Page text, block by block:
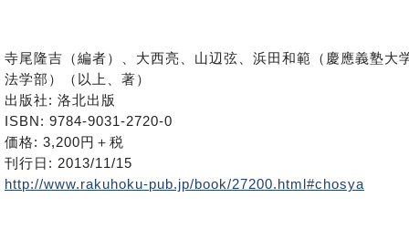
寺尾隆吉（編者）、大西亮、山辺弦、浜田和範（慶應義塾大
法学部）（以上、著）
出版社: 洛北出版
ISBN: 9784-9031-2720-0
価格: 3,200円＋税
刊行日: 2013/11/15
http://www.rakuhoku-pub.jp/book/27200.html#chosya